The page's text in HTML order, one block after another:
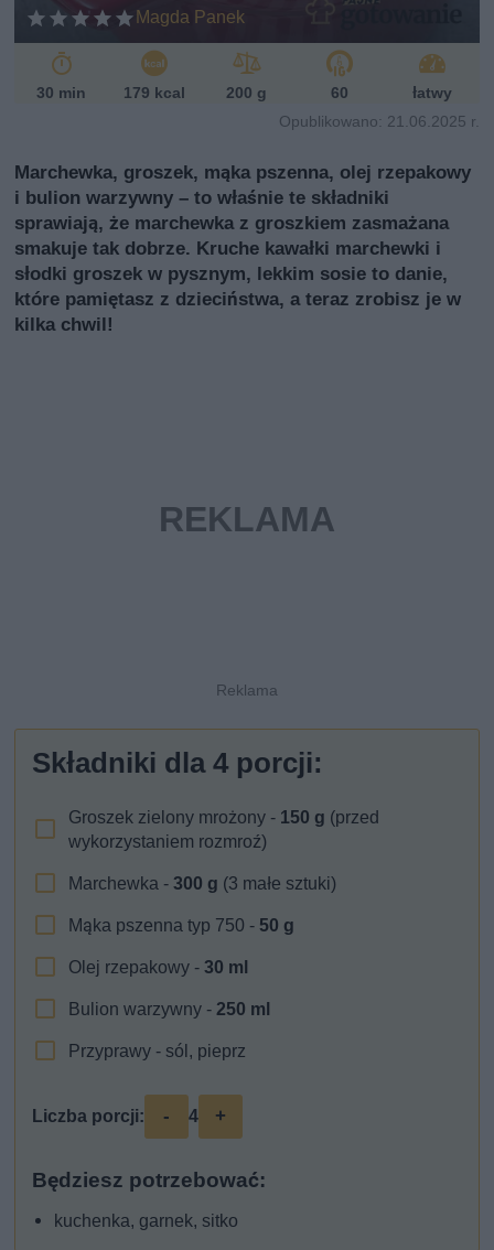
Magda Panek
i
30 min 179 kcal 200 g 60
łatwy
Opublikowano: 21.06.2025 r.
Marchewka, groszek, mąka pszenna, olej rzepakowy
i bulion warzywny – to właśnie te składniki
sprawiają, że marchewka z groszkiem zasmażana
smakuje tak dobrze. Kruche kawałki marchewki i
słodki groszek w pysznym, lekkim sosie to danie,
które pamiętasz z dzieciństwa, a teraz zrobisz je w
kilka chwil!
Składniki dla4 porcji:
Groszek zielony mrożony - 150 g (przed
wykorzystaniem rozmroź)
Marchewka -300 g (3 małe sztuki)
Mąka pszenna typ 750 - 50 g
Olej rzepakowy -30 ml
Bulion warzywny -250 ml
Przyprawy - sól, pieprz
Liczba porcji: - 4 +
Będziesz potrzebować:
kuchenka, garnek, sitko